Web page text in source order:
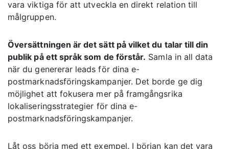
vara viktiga för att utveckla en direkt relation till
målgruppen.
Översättningen är det sätt på vilket du talar till din
publik på ett språk som de förstår. Samla in all data
när du genererar leads för dina e-
postmarknadsföringskampanjer. Det borde ge dig
möjlighet att fokusera mer på framgångsrika
lokaliseringsstrategier för dina e-
postmarknadsföringskampanjer.
Låt oss börja med ett exempel. I början kan det vara